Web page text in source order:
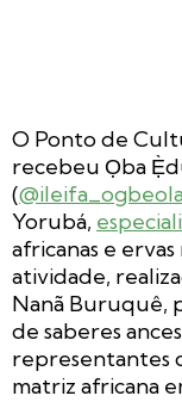
O Ponto de
recebeu Ọba
(
Yorubá,
africanas e
atividade,
Nanã Buruquê,
de saberes
representantes
matriz africana